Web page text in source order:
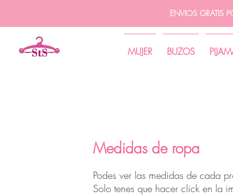
ENVIOS GRATIS
MUJER BUZOS
Medidas de ropa
Podes ver las medidas de cada
Solo tenes que hacer click en la